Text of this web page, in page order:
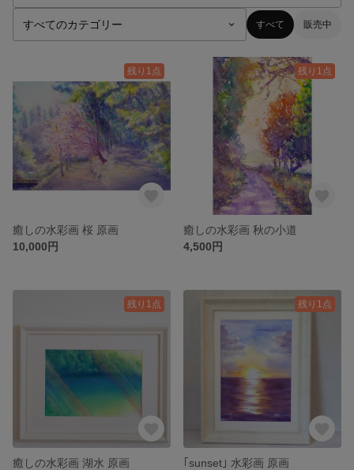
すべて 販売中
残り1点
癒しの水彩画 桜 原画
10,000円
残り1点
癒しの水彩画 秋の小道
4,500円
残り1点
癒しの水彩画 湖水 原画
残り1点
｢sunset｣ 水彩画 原画